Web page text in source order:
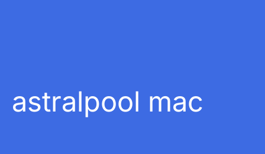
astralpool mac